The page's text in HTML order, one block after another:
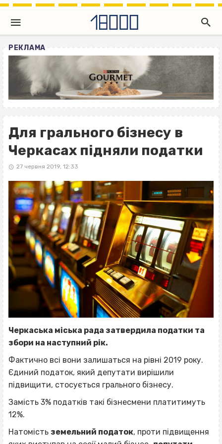
РЕКЛАМА
Для грального бізнесу в
Черкасах підняли податки
27 червня 2019, 12:33
Черкаська міська рада затвердила податки та
збори на наступний рік.
Фактично всі вони залишаться на рівні 2019 року.
Єдиний податок, який депутати вирішили
підвищити, стосується грального бізнесу.
Замість 3% податків такі бізнесмени платитимуть
12%.
Натомість земельний податок, проти підвищення